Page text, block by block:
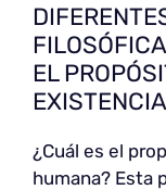
EL
¿Cuál es el
humana? Esta